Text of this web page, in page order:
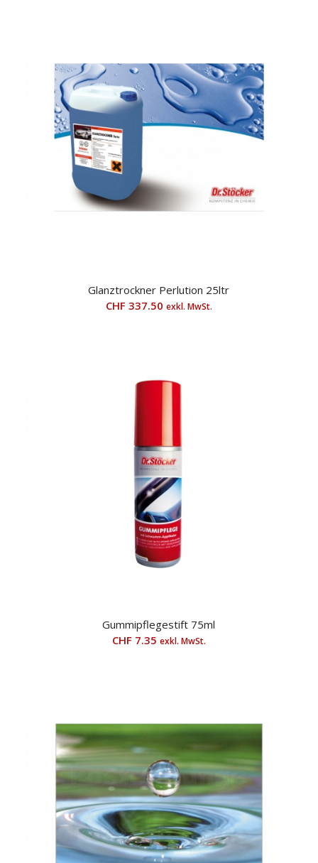
Glanztrockner Perlution 25ltr
CHF 337.50 exkl. MwSt.
Gummipflegestift 75ml
CHF 7.35 exkl. MwSt.